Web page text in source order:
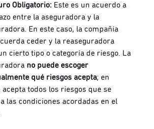
Obligatorio: Este es un acuerdo a
entre la aseguradora y la
En este caso, la compañía
ceder y la reaseguradora
cierto tipo o categoría de riesgo. La
no puede escoger
qué riesgos acepta; en
acepta todos los riesgos que se
las condiciones acordadas en el